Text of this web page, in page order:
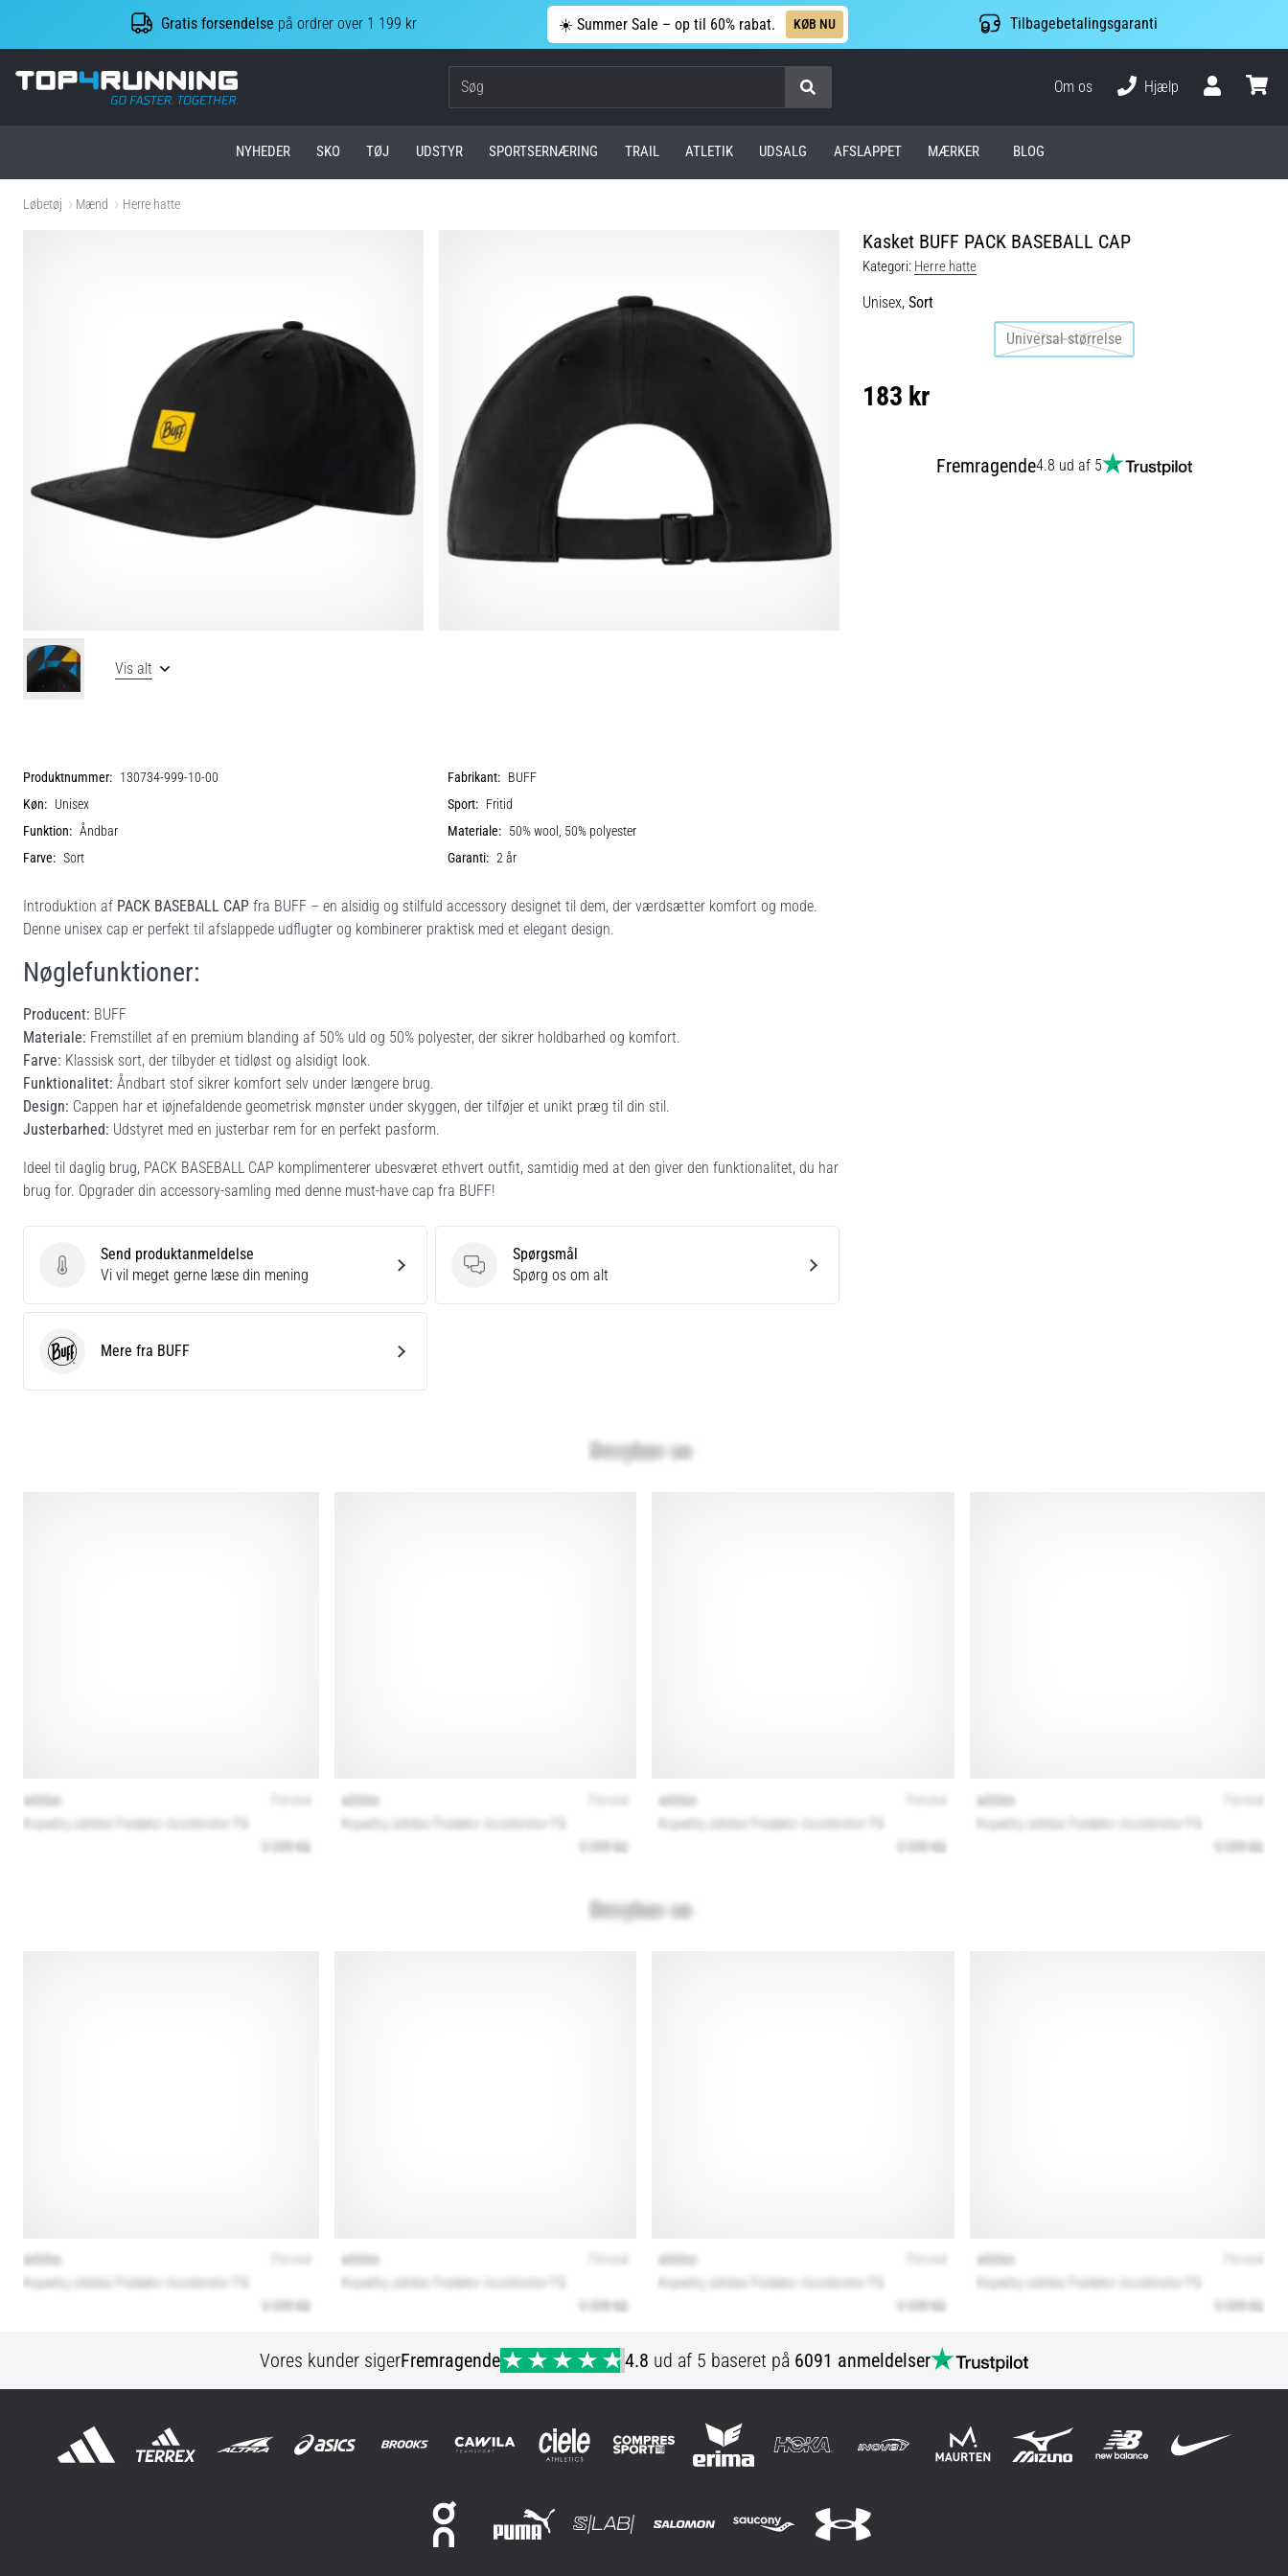
Gratis forsendelse på ordrer over 1 199 kr ☀️ Summer Sale – op til 60% rabat. KØB NU Tilbagebetalingsgaranti
Top4Running.dk
Om os
Hjælp
NYHEDER SKO TØJ UDSTYR SPORTSERNÆRING TRAIL ATLETIK UDSALG AFSLAPPET MÆRKER BLOG
Løbetøj Mænd Herre hatte
Kasket BUFF PACK BASEBALL CAP
Kategori: Herre hatte
Unisex, Sort
Universal størrelse
183 kr
Fremragende4.8 ud af 5
Vis alt
Produktnummer: 130734-999-10-00 Fabrikant: BUFF
Køn: Unisex Sport: Fritid
Funktion: Åndbar Materiale: 50% wool, 50% polyester
Farve: Sort Garanti: 2 år
Introduktion af PACK BASEBALL CAP fra BUFF – en alsidig og stilfuld accessory designet til dem, der værdsætter komfort og mode.
Denne unisex cap er perfekt til afslappede udflugter og kombinerer praktisk med et elegant design.
Nøglefunktioner:
Producent: BUFF
Materiale: Fremstillet af en premium blanding af 50% uld og 50% polyester, der sikrer holdbarhed og komfort.
Farve: Klassisk sort, der tilbyder et tidløst og alsidigt look.
Funktionalitet: Åndbart stof sikrer komfort selv under længere brug.
Design: Cappen har et iøjnefaldende geometrisk mønster under skyggen, der tilføjer et unikt præg til din stil.
Justerbarhed: Udstyret med en justerbar rem for en perfekt pasform.
Ideel til daglig brug, PACK BASEBALL CAP komplimenterer ubesværet ethvert outfit, samtidig med at den giver den funktionalitet, du har
brug for. Opgrader din accessory-samling med denne must-have cap fra BUFF!
Send produktanmeldelse
Send produktanmeldelse
Vi vil meget gerne læse din mening
Spørgsmål
Spørgsmål
Spørg os om alt
BUFF Mere fra BUFF
Vores kunder sigerFremragende 4.8 ud af 5 baseret på 6091 anmeldelser